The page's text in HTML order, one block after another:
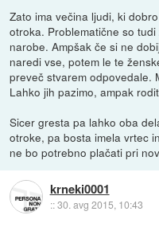
Zato ima večina ljudi, ki
otroka. Problematične so
narobe. Ampšak če si ne
naredi vse, potem le te
preveč stvarem odpovedale.
Lahko jih pazimo, ampak
Sicer gresta pa lahko oba
otroke, pa bosta imela vrtec
ne bo potrebno plačati pri
krneki0001
::30. avg 2015, 10:43